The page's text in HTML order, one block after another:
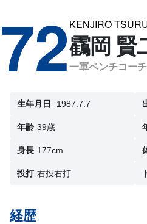
72 KENJIRO
靍岡 賢
一軍ベンチコーチ
生年月日 1987.7.7
年齢 39歳
身長 177cm
投打 右投右打
経歴